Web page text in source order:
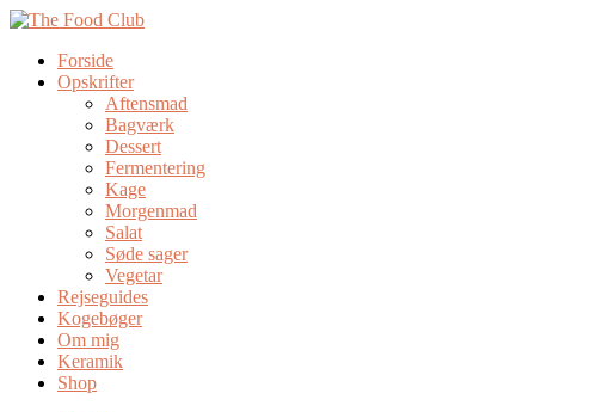
Forside
Opskrifter
Aftensmad
Bagværk
Dessert
Fermentering
Kage
Morgenmad
Salat
Søde sager
Vegetar
Rejseguides
Kogebøger
Om mig
Keramik
Shop